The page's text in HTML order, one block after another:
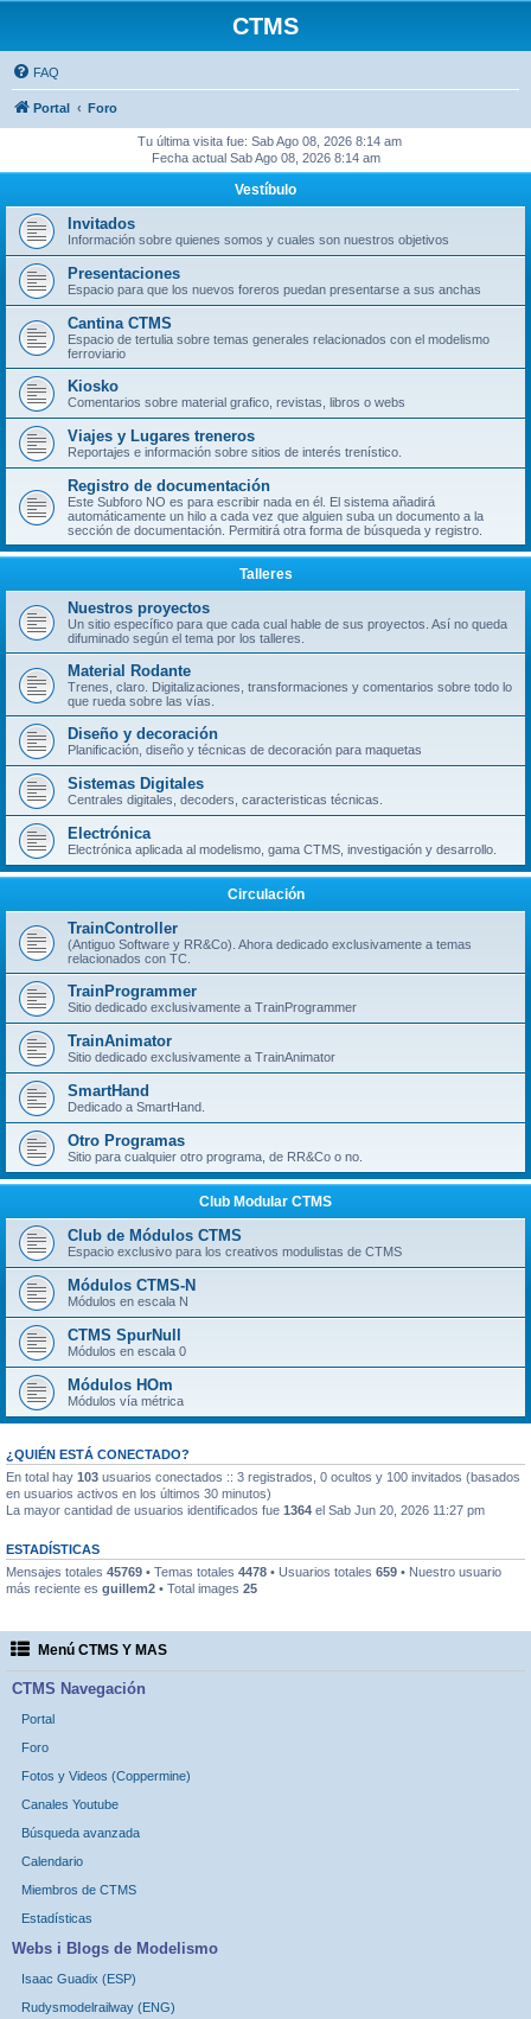
CTMS
FAQ
Portal Foro
Tu última visita fue: Sab Ago 08, 2026 8:14 am
Fecha actual Sab Ago 08, 2026 8:14 am
Vestíbulo
Invitados
Información sobre quienes somos y cuales son nuestros objetivos
Presentaciones
Espacio para que los nuevos foreros puedan presentarse a sus anchas
Cantina CTMS
Espacio de tertulia sobre temas generales relacionados con el modelismo
ferroviario
Kiosko
Comentarios sobre material grafico, revistas, libros o webs
Viajes y Lugares treneros
Reportajes e información sobre sitios de interés trenístico.
Registro de documentación
Este Subforo NO es para escribir nada en él. El sistema añadirá
automáticamente un hilo a cada vez que alguien suba un documento a la
sección de documentación. Permitirá otra forma de búsqueda y registro.
Talleres
Nuestros proyectos
Un sitio específico para que cada cual hable de sus proyectos. Así no queda
difuminado según el tema por los talleres.
Material Rodante
Trenes, claro. Digitalizaciones, transformaciones y comentarios sobre todo lo
que rueda sobre las vías.
Diseño y decoración
Planificación, diseño y técnicas de decoración para maquetas
Sistemas Digitales
Centrales digitales, decoders, caracteristicas técnicas.
Electrónica
Electrónica aplicada al modelismo, gama CTMS, investigación y desarrollo.
Circulación
TrainController
(Antiguo Software y RR&Co). Ahora dedicado exclusivamente a temas
relacionados con TC.
TrainProgrammer
Sitio dedicado exclusivamente a TrainProgrammer
TrainAnimator
Sitio dedicado exclusivamente a TrainAnimator
SmartHand
Dedicado a SmartHand.
Otro Programas
Sitio para cualquier otro programa, de RR&Co o no.
Club Modular CTMS
Club de Módulos CTMS
Espacio exclusivo para los creativos modulistas de CTMS
Módulos CTMS-N
Módulos en escala N
CTMS SpurNull
Módulos en escala 0
Módulos HOm
Módulos vía métrica
¿QUIÉN ESTÁ CONECTADO?
En total hay 103 usuarios conectados :: 3 registrados, 0 ocultos y 100 invitados (basados
en usuarios activos en los últimos 30 minutos)
La mayor cantidad de usuarios identificados fue 1364 el Sab Jun 20, 2026 11:27 pm
ESTADÍSTICAS
Mensajes totales 45769 • Temas totales 4478 • Usuarios totales 659 • Nuestro usuario
más reciente es guillem2 • Total images 25
Menú CTMS Y MAS
CTMS Navegación
Portal
Foro
Fotos y Videos (Coppermine)
Canales Youtube
Búsqueda avanzada
Calendario
Miembros de CTMS
Estadísticas
Webs i Blogs de Modelismo
Isaac Guadix (ESP)
Rudysmodelrailway (ENG)